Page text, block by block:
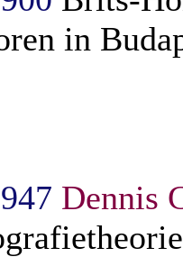
in
Dennis